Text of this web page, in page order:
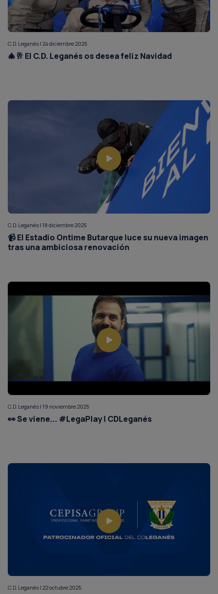
C.D. Leganés | 24 diciembre 2025
🎄🥂 El C.D. Leganés os desea feliz Navidad
C.D. Leganés | 18 diciembre 2025
📹 El Estadio Ontime Butarque luce su nueva imagen
tras una ambiciosa renovación
C.D. Leganés | 19 noviembre 2025
👀 Se viene... #LegaPlay | CDLeganés
C.D. Leganés | 22 octubre 2025